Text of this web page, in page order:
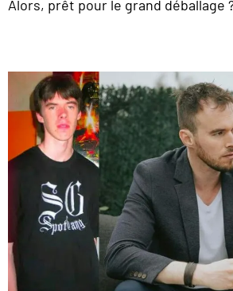
Alors, prêt pour le grand déballage